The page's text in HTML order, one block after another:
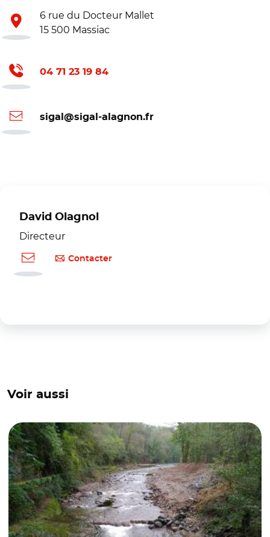
6 rue du Docteur Mallet
15 500 Massiac
04 71 23 19 84
sigal@sigal-alagnon.fr
David Olagnol
Directeur
Contacter
Voir aussi